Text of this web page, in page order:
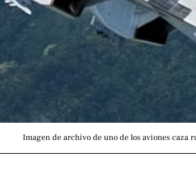
Imagen de archivo de uno de los aviones caza